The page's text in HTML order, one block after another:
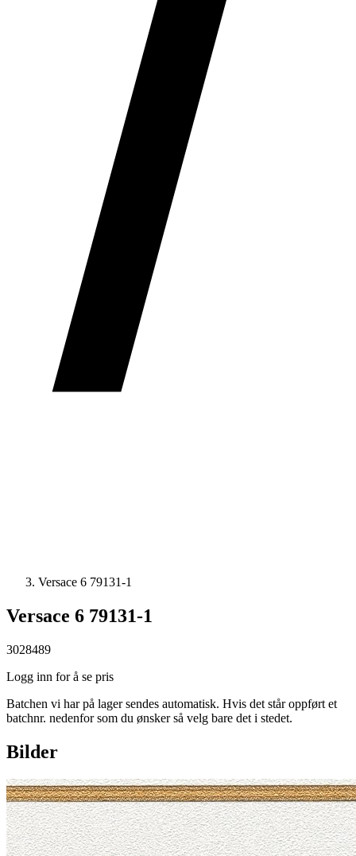
Versace 6 79131-1
Versace 6 79131-1
3028489
Logg inn for å se pris
Batchen vi har på lager sendes automatisk. Hvis det står oppført et
batchnr. nedenfor som du ønsker så velg bare det i stedet.
Bilder